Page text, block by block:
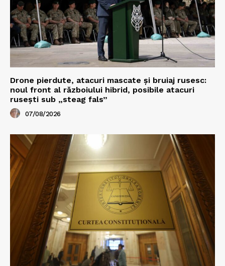
Drone pierdute, atacuri mascate și bruiaj rusesc:
noul front al războiului hibrid, posibile atacuri
rusești sub „steag fals”
07/08/2026